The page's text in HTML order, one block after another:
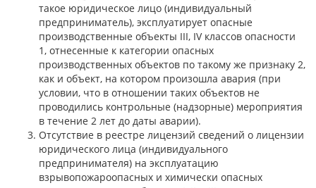
такое юридическое лицо (индивидуальный
предприниматель), эксплуатирует опасные
производственные объекты III, IV классов опасности
1, отнесенные к категории опасных
производственных объектов по такому же признаку 2,
как и объект, на котором произошла авария (при
условии, что в отношении таких объектов не
проводились контрольные (надзорные) мероприятия
в течение 2 лет до даты аварии).
Отсутствие в реестре лицензий сведений о лицензии
юридического лица (индивидуального
предпринимателя) на эксплуатацию
взрывопожароопасных и химически опасных